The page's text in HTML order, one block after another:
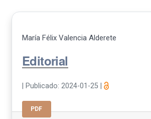
María Félix Valencia Alderete
Editorial
Publicado: 2024-01-25
PDF